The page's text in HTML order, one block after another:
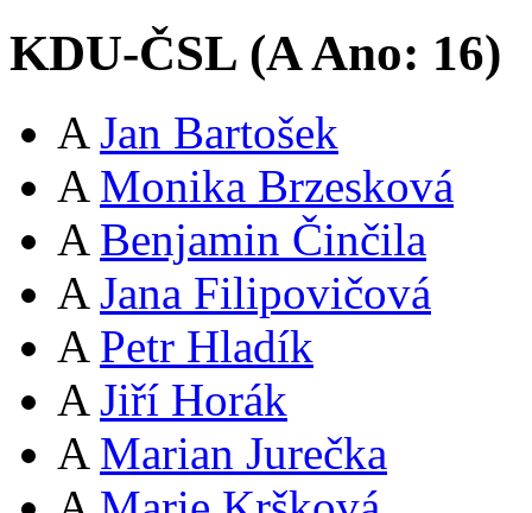
KDU-ČSL (AAno: 16)
A Jan Bartošek
A Monika Brzesková
A Benjamin Činčila
A Jana Filipovičová
A Petr Hladík
A Jiří Horák
A Marian Jurečka